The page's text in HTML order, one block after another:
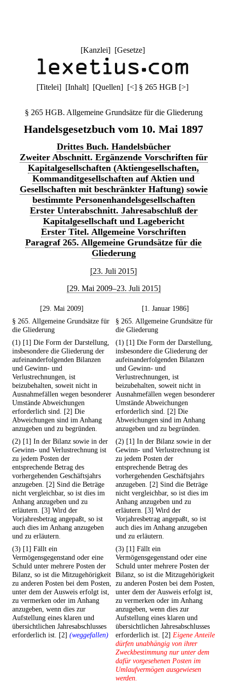
[Kanzlei] [Gesetze]
[Titelei] [Inhalt] [Quellen] [<] § 265 HGB [>]
§ 265 HGB. Allgemeine Grundsätze für die Gliederung
Handelsgesetzbuch vom 10. Mai 1897
Drittes Buch. Handelsbücher
Zweiter Abschnitt. Ergänzende Vorschriften für
Kapitalgesellschaften (Aktiengesellschaften,
Kommanditgesellschaften auf Aktien und
Gesellschaften mit beschränkter Haftung) sowie
bestimmte Personenhandelsgesellschaften
Erster Unterabschnitt. Jahresabschluß der
Kapitalgesellschaft und Lagebericht
Erster Titel. Allgemeine Vorschriften
Paragraf 265. Allgemeine Grundsätze für die
Gliederung
[23. Juli 2015]
[29. Mai 2009–23. Juli 2015]
[29. Mai 2009]
[1. Januar 1986]
§ 265. Allgemeine Grundsätze für
die Gliederung
§ 265. Allgemeine Grundsätze für
die Gliederung
(1) [1] Die Form der Darstellung,
insbesondere die Gliederung der
aufeinanderfolgenden Bilanzen
und Gewinn- und
Verlustrechnungen, ist
beizubehalten, soweit nicht in
Ausnahmefällen wegen besonderer
Umstände Abweichungen
erforderlich sind. [2] Die
Abweichungen sind im Anhang
anzugeben und zu begründen.
(1) [1] Die Form der Darstellung,
insbesondere die Gliederung der
aufeinanderfolgenden Bilanzen
und Gewinn- und
Verlustrechnungen, ist
beizubehalten, soweit nicht in
Ausnahmefällen wegen besonderer
Umstände Abweichungen
erforderlich sind. [2] Die
Abweichungen sind im Anhang
anzugeben und zu begründen.
(2) [1] In der Bilanz sowie in der
Gewinn- und Verlustrechnung ist
zu jedem Posten der
entsprechende Betrag des
vorhergehenden Geschäftsjahrs
anzugeben. [2] Sind die Beträge
nicht vergleichbar, so ist dies im
Anhang anzugeben und zu
erläutern. [3] Wird der
Vorjahresbetrag angepaßt, so ist
auch dies im Anhang anzugeben
und zu erläutern.
(2) [1] In der Bilanz sowie in der
Gewinn- und Verlustrechnung ist
zu jedem Posten der
entsprechende Betrag des
vorhergehenden Geschäftsjahrs
anzugeben. [2] Sind die Beträge
nicht vergleichbar, so ist dies im
Anhang anzugeben und zu
erläutern. [3] Wird der
Vorjahresbetrag angepaßt, so ist
auch dies im Anhang anzugeben
und zu erläutern.
(3) [1] Fällt ein
Vermögensgegenstand oder eine
Schuld unter mehrere Posten der
Bilanz, so ist die Mitzugehörigkeit
zu anderen Posten bei dem Posten,
unter dem der Ausweis erfolgt ist,
zu vermerken oder im Anhang
anzugeben, wenn dies zur
Aufstellung eines klaren und
übersichtlichen Jahresabschlusses
erforderlich ist. [2] (weggefallen)
(3) [1] Fällt ein
Vermögensgegenstand oder eine
Schuld unter mehrere Posten der
Bilanz, so ist die Mitzugehörigkeit
zu anderen Posten bei dem Posten,
unter dem der Ausweis erfolgt ist,
zu vermerken oder im Anhang
anzugeben, wenn dies zur
Aufstellung eines klaren und
übersichtlichen Jahresabschlusses
erforderlich ist. [2] Eigene Anteile
dürfen unabhängig von ihrer
Zweckbestimmung nur unter dem
dafür vorgesehenen Posten im
Umlaufvermögen ausgewiesen
werden.